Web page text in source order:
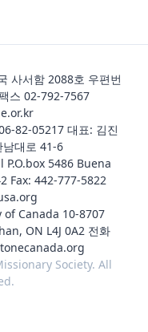
사서함 2088호 우편번
스 02-792-7567
82-05217 대표: 김진
대로 41-6
5486 Buena
Fax: 442-777-5822
Canada 10-8707
ON L4J 0A2 전화
Society. All